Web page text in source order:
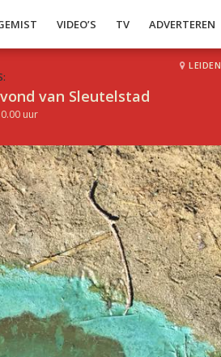
VIDEO’S TV ADVERTEREN
van Sleutelstad
uur
LEIDEN